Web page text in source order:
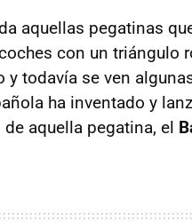
aquellas pegatinas
con un triángulo
y todavía se ven
ha inventado y
aquella pegatina, el